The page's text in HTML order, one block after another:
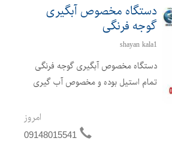
دستگاه مخصوص آبگیری
گوجه فرنگی
shayan kala1
دستگاه مخصوص آبگیری گوجه فرنگی
تمام استیل بوده و مخصوص آب گیری
توانایی جدا سازی تفاله و تخم گوجه از
آب گوجه که در صورت نیاز کشاورزان
امروز
09148015541